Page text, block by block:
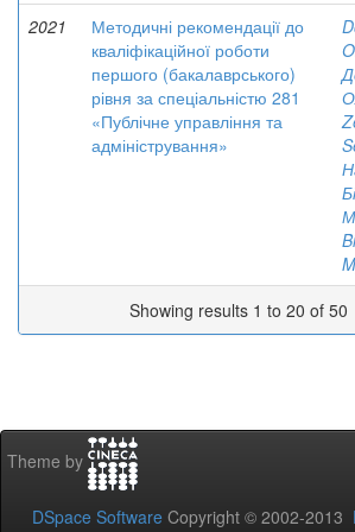
2021
Методичні рекомендації до
кваліфікаційної роботи
першого (бакалаврського)
рівня за спеціальністю 281
«Публічне управління та
адміністрування»
Showing results 1 to 20 of 50
Theme by
DSpace Software Copyright © 2002-2013